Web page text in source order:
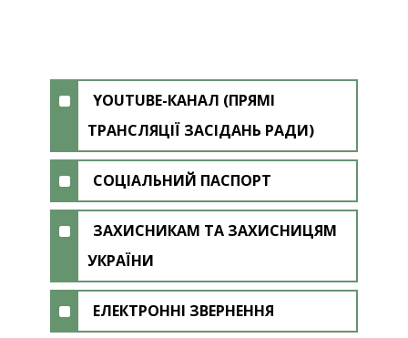
YOUTUBE-КАНАЛ (ПРЯМІ
ТРАНСЛЯЦІЇ ЗАСІДАНЬ РАДИ)
СОЦІАЛЬНИЙ ПАСПОРТ
ЗАХИСНИКАМ ТА ЗАХИСНИЦЯМ
УКРАЇНИ
ЕЛЕКТРОННІ ЗВЕРНЕННЯ